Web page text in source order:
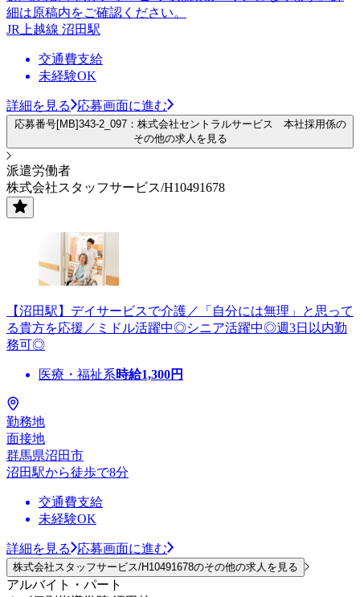
細は原稿内をご確認ください。
JR上越線 沼田駅
交通費支給
未経験OK
詳細を見る 応募画面に進む
応募番号[MB]343-2_097：株式会社セントラルサービス 本社採用係の
その他の求人を見る
派遣労働者
株式会社スタッフサービス/H10491678
【沼田駅】デイサービスで介護／「自分には無理」と思って
る貴方を応援／ミドル活躍中◎シニア活躍中◎週3日以内勤
務可◎
医療・福祉系時給1,300円
勤務地
面接地
群馬県沼田市
沼田駅から徒歩で8分
交通費支給
未経験OK
詳細を見る 応募画面に進む
株式会社スタッフサービス/H10491678のその他の求人を見る
アルバイト・パート